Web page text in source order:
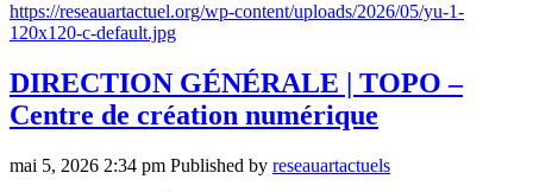
https://reseauartactuel.org/wp-content/uploads/2026/05/yu-1-
120x120-c-default.jpg
DIRECTION GÉNÉRALE | TOPO –
Centre de création numérique
mai 5, 2026 2:34 pm Published by reseauartactuels